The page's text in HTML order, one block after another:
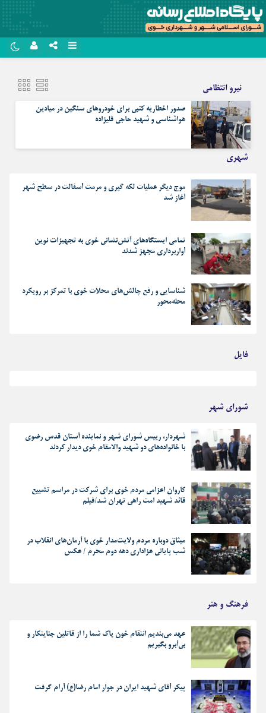
سروش
ایتا
آپارات
رمز عبور
مرا به خاطر بسپار
نیرو انتظامی
صدور اخطاریه کتبی برای خودروهای سنگین در میادین
هواشناسی و شهید حاجی قلیزاده
شهری
موج دیگر عملیات لکه گیری و مرمت آسفالت در سطح شهر
آغاز شد
تمامی ایستگاه‌های آتش‌نشانی خوی به تجهیزات نوین
آواربرداری مجهز شدند
شناسایی و رفع چالش‌های محلات خوی با تمرکز بر رویکرد
محله‌محور
فایل
شورای شهر
شهردار، رییس شورای شهر و نماینده آستان قدس رضوی
با خانواده‌های دو شهید والامقام خوی دیدار کردند
کاروان اعزامی مردم خوی برای شرکت در مراسم تشییع
قائد شهید امت راهی تهران شد/فیلم
میثاق دوباره مردم ولایت‌مدار خوی با آرمان‌های انقلاب در
شب پایانی عزاداری دهه دوم محرم / عکس
فرهنگ و هنر
عهد می‌بندیم انتقام خون پاک شما را از قاتلین جنایتکار و
بی‌آبرو بگیریم
پیکر آقای شهید ایران در جوار امام رضا(ع) آرام گرفت